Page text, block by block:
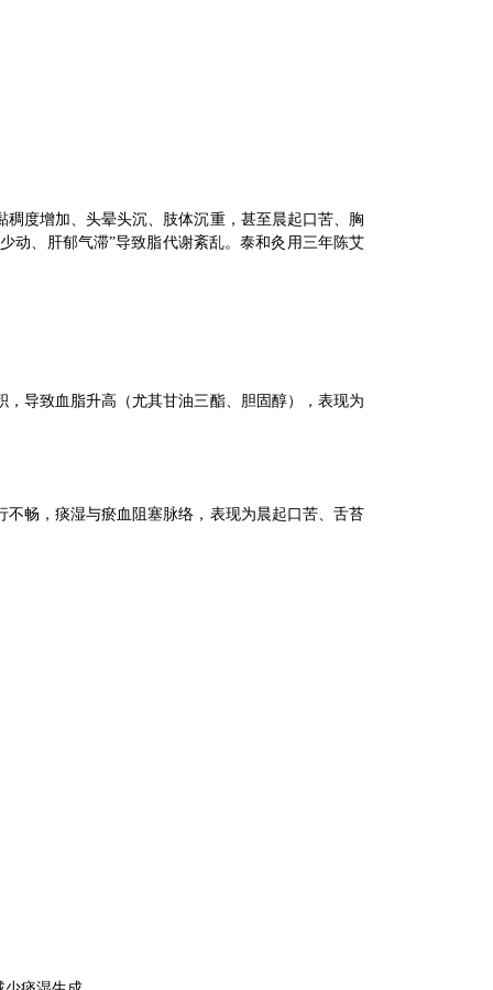
度增加、头晕头沉、肢体沉重，甚至晨起口苦、胸
动、肝郁气滞”导致脂代谢紊乱。泰和灸用三年陈艾
导致血脂升高（尤其甘油三酯、胆固醇），表现为
畅，痰湿与瘀血阻塞脉络，表现为晨起口苦、舌苔